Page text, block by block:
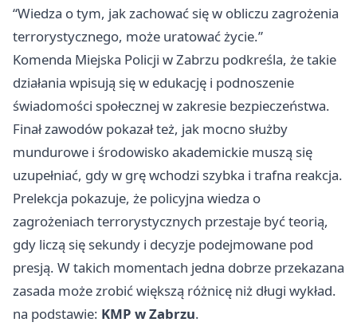
“Wiedza o tym, jak zachować się w obliczu zagrożenia
terrorystycznego, może uratować życie.”
Komenda Miejska Policji w Zabrzu podkreśla, że takie
działania wpisują się w edukację i podnoszenie
świadomości społecznej w zakresie bezpieczeństwa.
Finał zawodów pokazał też, jak mocno służby
mundurowe i środowisko akademickie muszą się
uzupełniać, gdy w grę wchodzi szybka i trafna reakcja.
Prelekcja pokazuje, że policyjna wiedza o
zagrożeniach terrorystycznych przestaje być teorią,
gdy liczą się sekundy i decyzje podejmowane pod
presją. W takich momentach jedna dobrze przekazana
zasada może zrobić większą różnicę niż długi wykład.
na podstawie: KMP w Zabrzu.